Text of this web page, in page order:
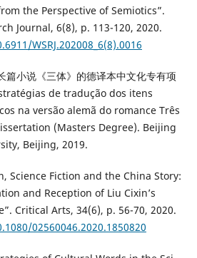
the Perspective of Semiotics”.
Journal, 6(8), p. 113-120, 2020.
WSRJ.202008_6(8).0016
小说《三体》的德译本中文化专有项
de tradução dos itens
na versão alemã do romance Três
(Masters Degree). Beijing
Beijing, 2019.
Science Fiction and the China Story:
and Reception of Liu Cixin’s
Critical Arts, 34(6), p. 56-70, 2020.
02560046.2020.1850820